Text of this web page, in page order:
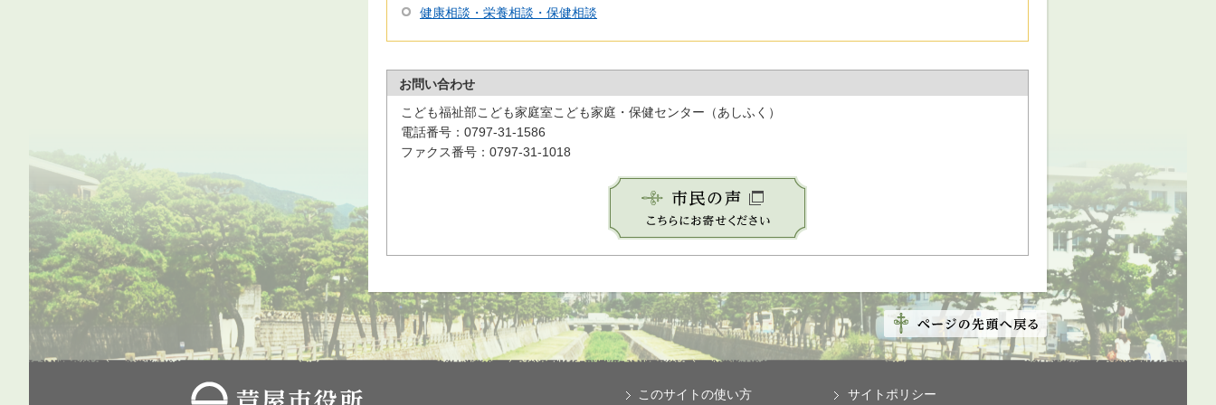
健康相談・栄養相談・保健相談
お問い合わせ
こども福祉部こども家庭室こども家庭・保健センター（あしふく）
電話番号：0797-31-1586
ファクス番号：0797-31-1018
芦屋市役所 このサイトの使い方 サイトポリシー